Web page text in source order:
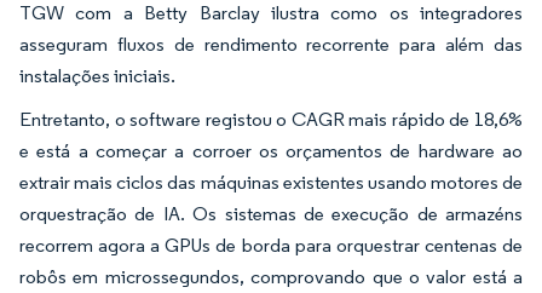
TGW com a Betty Barclay ilustra como os integradores
asseguram fluxos de rendimento recorrente para além das
instalações iniciais.
Entretanto, o software registou o CAGR mais rápido de 18,6%
e está a começar a corroer os orçamentos de hardware ao
extrair mais ciclos das máquinas existentes usando motores de
orquestração de IA. Os sistemas de execução de armazéns
recorrem agora a GPUs de borda para orquestrar centenas de
robôs em microssegundos, comprovando que o valor está a